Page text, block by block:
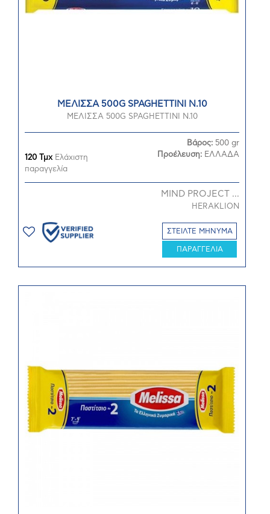
ΜΕΛΙΣΣΑ 500G SPAGHETTINI Ν.10
ΜΕΛΙΣΣΑ 500G SPAGHETTINI Ν.10
120 ΤμχΕλάχιστη
παραγγελία
Βάρος: 500 gr
Προέλευση: ΕΛΛΑΔΑ
MIND PROJECT ...
HERAKLION
ΣΤΕΙΛΤΕ ΜΗΝΥΜΑ
ΠΑΡΑΓΓΕΛΙΑ